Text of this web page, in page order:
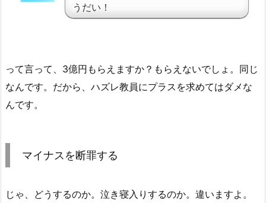
うだい！
って言って、3億円もらえますか？もらえないでしょ。同じ
なんです。だから、ハズレ教員にプラスを求めてはダメな
んです。
マイナスを断罪する
じゃ、どうするのか。泣き寝入りするのか。違いますよ。